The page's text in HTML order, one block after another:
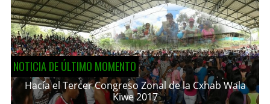
NOTICIA DE ÚLTIMO MOMENTO
Hacía el Tercer Congreso Zonal de la Cxhab Wala
Kiwe 2017